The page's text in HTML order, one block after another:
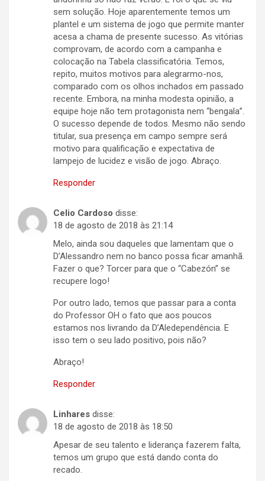
sem solução. Hoje aparentemente temos um
plantel e um sistema de jogo que permite manter
acesa a chama de presente sucesso. As vitórias
comprovam, de acordo com a campanha e
colocação na Tabela classificatória. Temos,
repito, muitos motivos para alegrarmo-nos,
comparado com os olhos inchados em passado
recente. Embora, na minha modesta opinião, a
equipe hoje não tem protagonista nem “bengala”.
O sucesso depende de todos. Mesmo não sendo
titular, sua presença em campo sempre será
motivo para qualificação e expectativa de
lampejo de lucidez e visão de jogo. Abraço.
Responder
Celio Cardoso disse:
18 de agosto de 2018 às 21:14
Melo, ainda sou daqueles que lamentam que o
D’Alessandro nem no banco possa ficar amanhã.
Fazer o que? Torcer para que o “Cabezón” se
recupere logo!
Por outro lado, temos que passar para a conta
do Professor OH o fato que aos poucos
estamos nos livrando da D’Aledependência. E
isso tem o seu lado positivo, pois não?
Abraço!
Responder
Linhares disse:
18 de agosto de 2018 às 18:50
Apesar de seu talento e liderança fazerem falta,
temos um grupo que está dando conta do
recado.